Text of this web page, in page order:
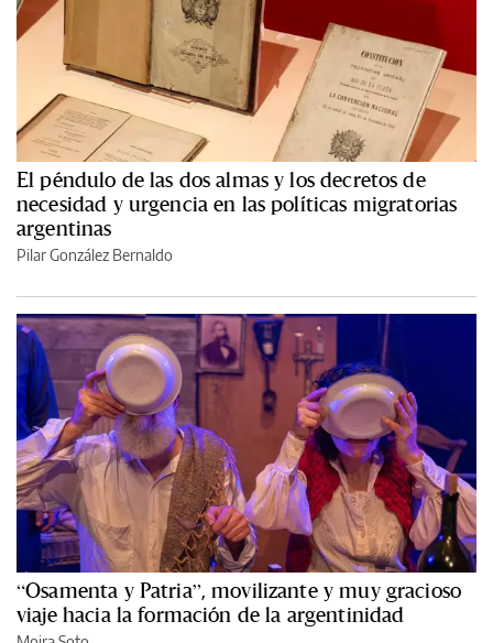
El péndulo de las dos almas y los decretos de
necesidad y urgencia en las políticas migratorias
argentinas
Pilar González Bernaldo
“Osamenta y Patria”, movilizante y muy gracioso
viaje hacia la formación de la argentinidad